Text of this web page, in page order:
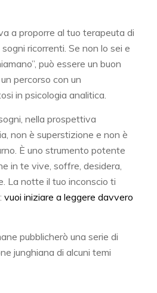
a proporre al tuo terapeuta di
ricorrenti. Se non lo sei e
può essere un buon
percorso con un
in psicologia analitica.
nella prospettiva
non è superstizione e non è
È uno strumento potente
in te vive, soffre, desidera,
La notte il tuo inconscio ti
vuoi iniziare a leggere davvero
pubblicherò una serie di
junghiana di alcuni temi